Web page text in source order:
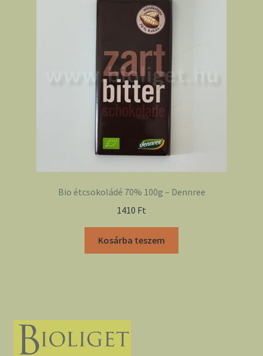
Bio étcsokoládé 70% 100g – Dennree
1410 Ft
Kosárba teszem